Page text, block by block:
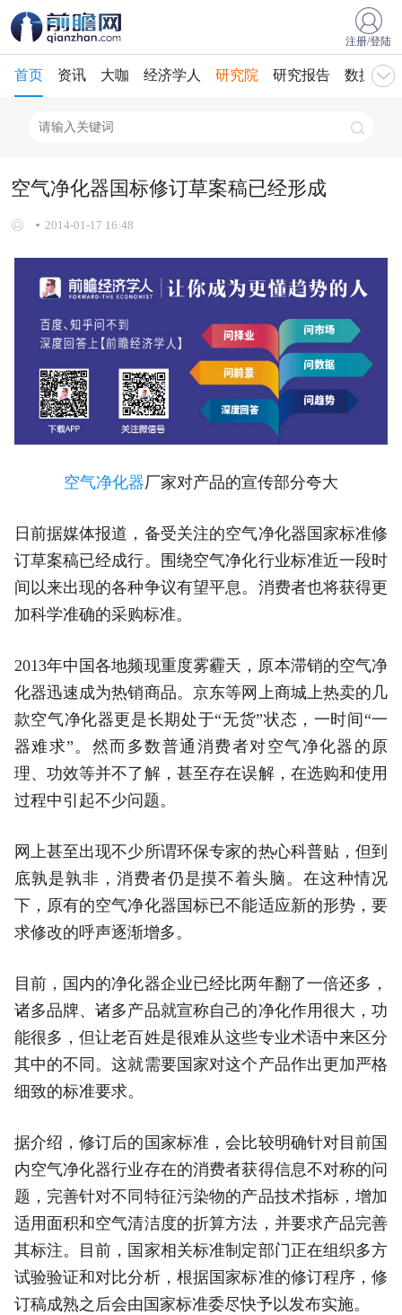
注册/登陆
首页 资讯 大咖 经济学人 研究院 研究报告 数据库
空气净化器国标修订草案稿已经形成
2014-01-17 16:48
空气净化器厂家对产品的宣传部分夸大
日前据媒体报道，备受关注的空气净化器国家标准修
订草案稿已经成行。围绕空气净化行业标准近一段时
间以来出现的各种争议有望平息。消费者也将获得更
加科学准确的采购标准。
2013年中国各地频现重度雾霾天，原本滞销的空气净
化器迅速成为热销商品。京东等网上商城上热卖的几
款空气净化器更是长期处于“无货”状态，一时间“一
器难求”。然而多数普通消费者对空气净化器的原
理、功效等并不了解，甚至存在误解，在选购和使用
过程中引起不少问题。
网上甚至出现不少所谓环保专家的热心科普贴，但到
底孰是孰非，消费者仍是摸不着头脑。在这种情况
下，原有的空气净化器国标已不能适应新的形势，要
求修改的呼声逐渐增多。
目前，国内的净化器企业已经比两年翻了一倍还多，
诸多品牌、诸多产品就宣称自己的净化作用很大，功
能很多，但让老百姓是很难从这些专业术语中来区分
其中的不同。这就需要国家对这个产品作出更加严格
细致的标准要求。
据介绍，修订后的国家标准，会比较明确针对目前国
内空气净化器行业存在的消费者获得信息不对称的问
题，完善针对不同特征污染物的产品技术指标，增加
适用面积和空气清洁度的折算方法，并要求产品完善
其标注。目前，国家相关标准制定部门正在组织多方
试验验证和对比分析，根据国家标准的修订程序，修
订稿成熟之后会由国家标准委尽快予以发布实施。